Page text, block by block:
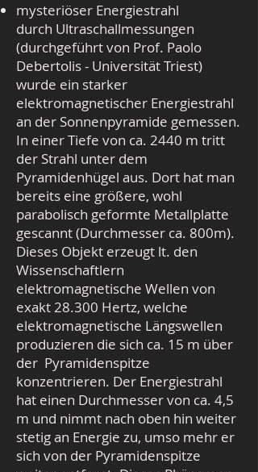
mysteriöser Energiestrahl
durch Ultraschallmessungen
(durchgeführt von Prof. Paolo
Debertolis - Universität Triest)
wurde ein starker
elektromagnetischer Energiestrahl
an der Sonnenpyramide gemessen.
In einer Tiefe von ca. 2440 m tritt
der Strahl unter dem
Pyramidenhügel aus. Dort hat man
bereits eine größere, wohl
parabolisch geformte Metallplatte
gescannt (Durchmesser ca. 800m).
Dieses Objekt erzeugt lt. den
Wissenschaftlern
elektromagnetische Wellen von
exakt 28.300 Hertz, welche
elektromagnetische Längswellen
produzieren die sich ca. 15 m über
der Pyramidenspitze
konzentrieren. Der Energiestrahl
hat einen Durchmesser von ca. 4,5
m und nimmt nach oben hin weiter
stetig an Energie zu, umso mehr er
sich von der Pyramidenspitze